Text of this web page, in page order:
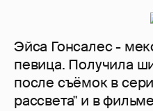
Эйса Гонсалес -
певица. Получила
после съёмок в
рассвета" и в